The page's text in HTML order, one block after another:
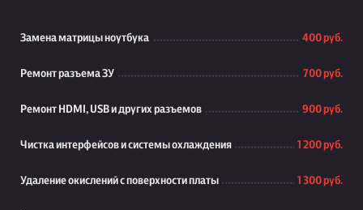
Замена матрицы ноутбука 400 руб.
Ремонт разъема ЗУ 700 руб.
Ремонт HDMI, USB и других разъемов 900 руб.
Чистка интерфейсов и системы охлаждения 1 200 руб.
Удаление окислений с поверхности платы 1 300 руб.